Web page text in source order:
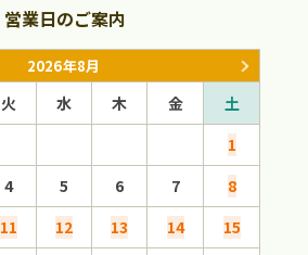
営業日のご案内
2026年8月
火 水 木 金
土
1
4 5 6 7
8
11 12 13 14
15